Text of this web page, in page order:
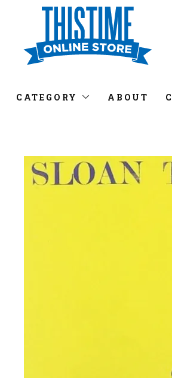
CATEGORY ABOUT